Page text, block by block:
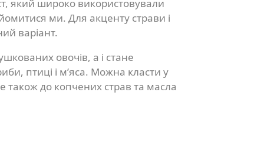
який широко використовували
ми. Для акценту страви і
варіант.
овочів, а і стане
птиці і м’яса. Можна класти у
також до копчених страв та масла